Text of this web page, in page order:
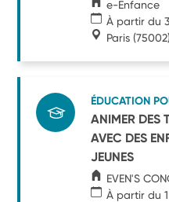
e-Enfance
À partir du
Paris (75002)
ÉDUCATION
ANIMER DES
AVEC DES
JEUNES
EVEN'S
À partir du